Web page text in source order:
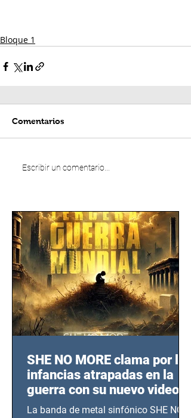
Bloque 1
Comentarios
Escribir un comentario...
SHE NO MORE clama por las
infancias atrapadas en la
guerra con su nuevo video
TERCERA GUERRA
La banda de metal sinfónico SHE NO